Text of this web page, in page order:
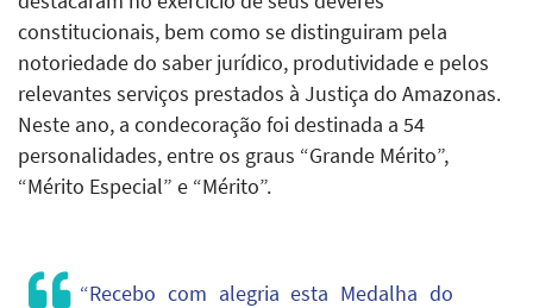
constitucionais, bem como se distinguiram pela
notoriedade do saber jurídico, produtividade e pelos
relevantes serviços prestados à Justiça do Amazonas.
Neste ano, a condecoração foi destinada a 54
personalidades, entre os graus “Grande Mérito”,
“Mérito Especial” e “Mérito”.
“Recebo com alegria esta Medalha do